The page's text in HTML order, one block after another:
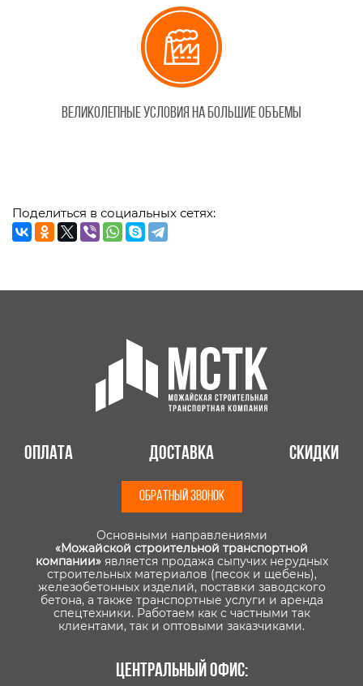
Великолепные условия на большие объемы
Поделиться в социальных сетях:
Оплата Доставка Скидки
ОБРАТНЫЙ ЗВОНОК
Основными направлениями
«Можайской строительной транспортной
компании»является продажа сыпучих нерудных
строительных материалов (песок и щебень),
железобетонных изделий, поставки заводского
бетона, а также транспортные услуги и аренда
спецтехники. Работаем как с частными так
клиентами, так и оптовыми заказчиками.
Центральный офис: